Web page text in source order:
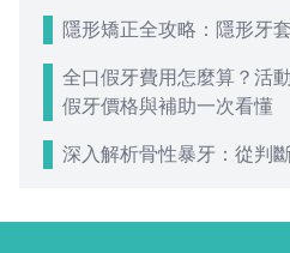
隱形矯正全攻略：隱形牙
全口假牙費用怎麼算？活
假牙價格與補助一次看懂
深入解析骨性暴牙：從判